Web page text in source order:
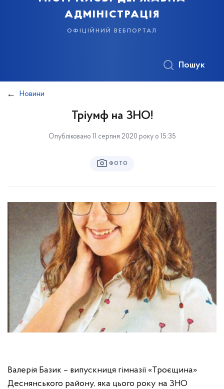
адміністрація
офіційний вебпортал
Пошук
Новини
Тріумф на ЗНО!
Опубліковано 11 серпня 2020 року о 15:35
ФОТО
Валерія Базик – випускниця гімназії «Троєщина»
Деснянського району, яка цього року на ЗНО